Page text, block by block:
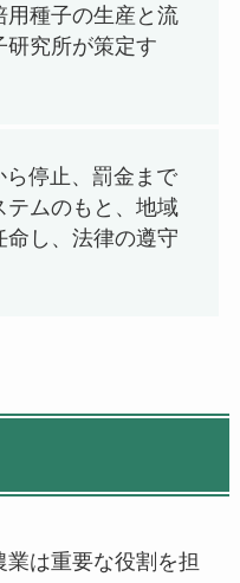
用種子の生産と流
研究所が策定す
ら停止、罰金まで
テムのもと、地域
命し、法律の遵守
は重要な役割を担